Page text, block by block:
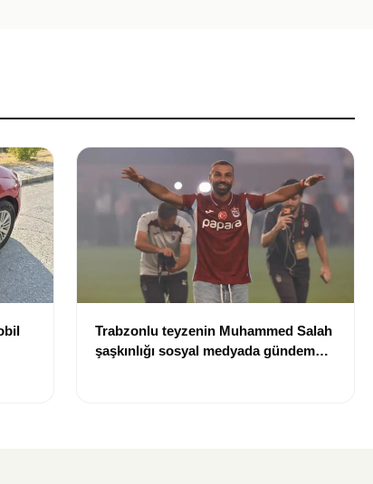
Trabzonlu teyzenin Muhammed Salah
şaşkınlığı sosyal medyada gündem